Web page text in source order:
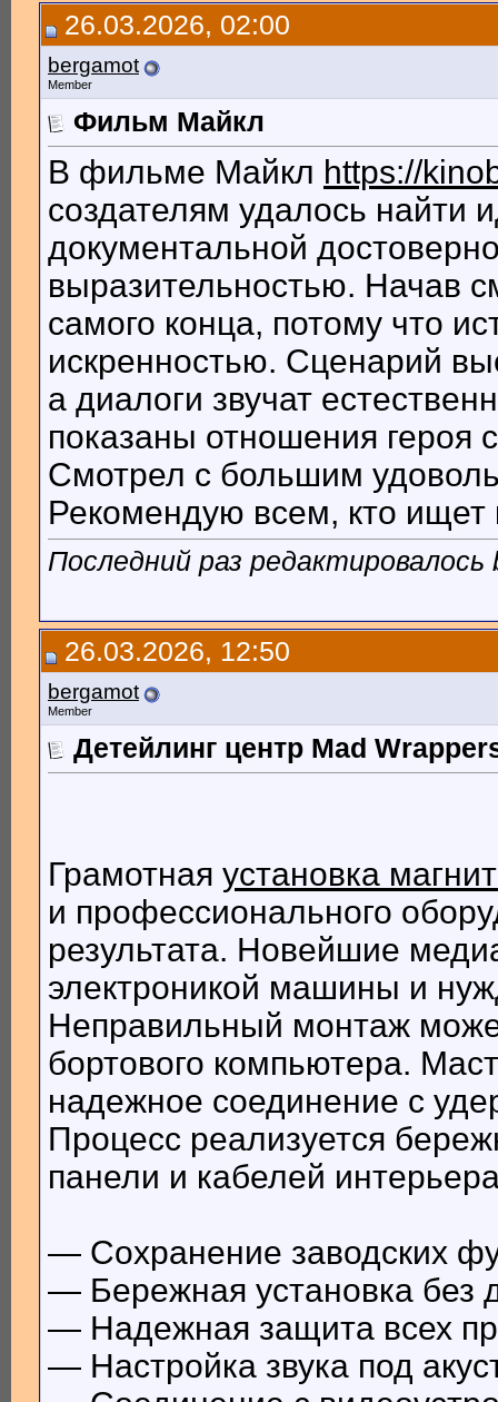
26.03.2026, 02:00
bergamot
Member
Фильм Майкл
В фильме Майкл https://
создателям удалось найти
документальной
выразительностью. Начав
самого конца, потому что
искренностью. Сценарий
а диалоги звучат
показаны отношения
Смотрел с большим
Рекомендую всем, кто ищет
Последний раз
26.03.2026, 12:50
bergamot
Member
Детейлинг центр Mad
Грамотная установка
и профессионального
результата. Новейшие
электроникой машины и
Неправильный монтаж
бортового компьютера.
надежное соединение с
Процесс реализуется
панели и кабелей
— Сохранение заводских
— Бережная установка без
— Надежная защита всех
— Настройка звука под